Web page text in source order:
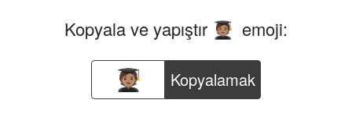
Kopyala ve yapıştır 🧑🏽‍🎓 emoji:
Kopyalamak